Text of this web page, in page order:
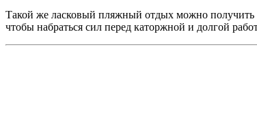
Такой же ласковый пляжный отдых можно получить
чтобы набраться сил перед каторжной и долгой